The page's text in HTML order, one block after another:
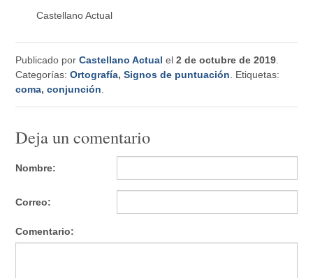
Castellano Actual
Publicado porCastellano Actual el2 de octubre de 2019
Categorías:Ortografía,Signos de puntuación . Etiquetas:
coma,conjunción
Deja un comentario
Nombre:
Correo:
Comentario: